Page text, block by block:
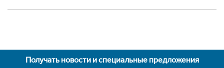
Получать новости и специальные предложения